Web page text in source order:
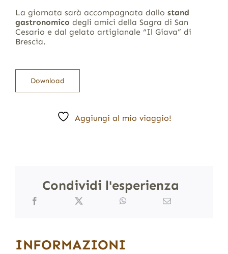
La giornata sarà accompagnata dallo stand
gastronomico degli amici della Sagra di San
Cesario e dal gelato artigianale “Il Giava” di
Brescia.
Download
Aggiungi al mio viaggio!
Condividi l'esperienza
INFORMAZIONI